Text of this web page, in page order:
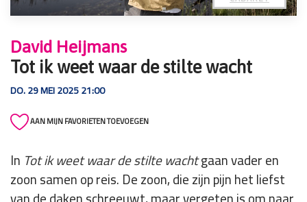
David Heijmans
Tot ik weet waar de stilte wacht
DO. 29 MEI 2025 21:00
AAN MIJN FAVORIETEN TOEVOEGEN
In Tot ik weet waar de stilte wachtgaan vader en
zoon samen op reis. De zoon, die zijn pijn het liefst